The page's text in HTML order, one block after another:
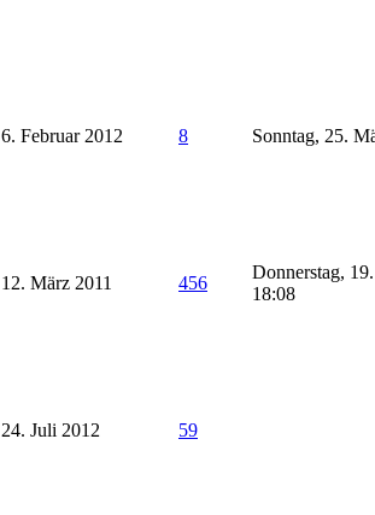
6. Februar 2012 8 Sonntag, 25.
12. März 2011 456
Donnerstag,
18:08
24. Juli 2012 59